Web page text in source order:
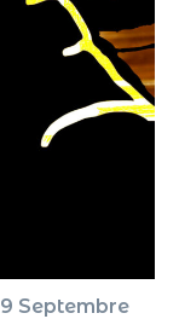
Septembre